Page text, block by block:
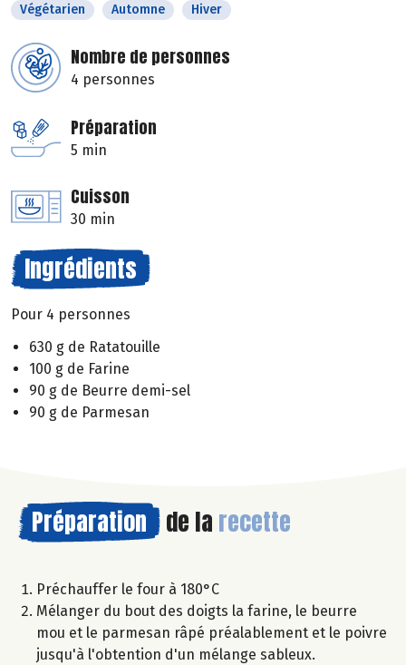
Végétarien
Automne Hiver
Nombre de personnes
4 personnes
Préparation
5 min
Cuisson
30 min
Ingrédients
Pour 4 personnes
630 g de Ratatouille
100 g de Farine
90 g de Beurre demi-sel
90 g de Parmesan
Préparation de la recette
Préchauffer le four à 180°C
Mélanger du bout des doigts la farine, le beurre
mou et le parmesan râpé préalablement et le poivre
jusqu'à l'obtention d'un mélange sableux.